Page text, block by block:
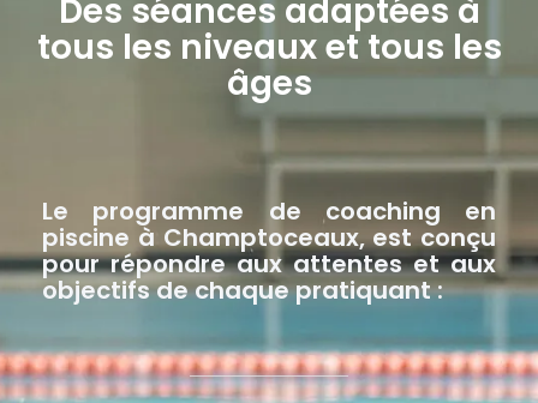
Des séances adaptées à
tous les niveaux et tous les
âges
Le programme de coaching en
piscine à Champtoceaux, est conçu
pour répondre aux attentes et aux
objectifs de chaque pratiquant :